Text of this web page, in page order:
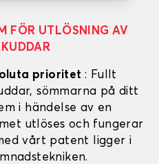
FÖR UTLÖSNING AV
prioritet : Fullt
sömmarna på ditt
i händelse av en
utlöses och fungerar
vårt patent ligger i